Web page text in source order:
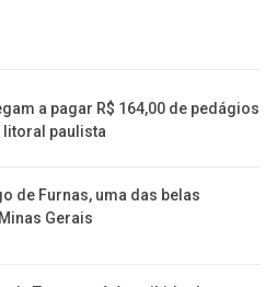
a pagar R$ 164,00 de pedágios
litoral paulista
de Furnas, uma das belas
Gerais